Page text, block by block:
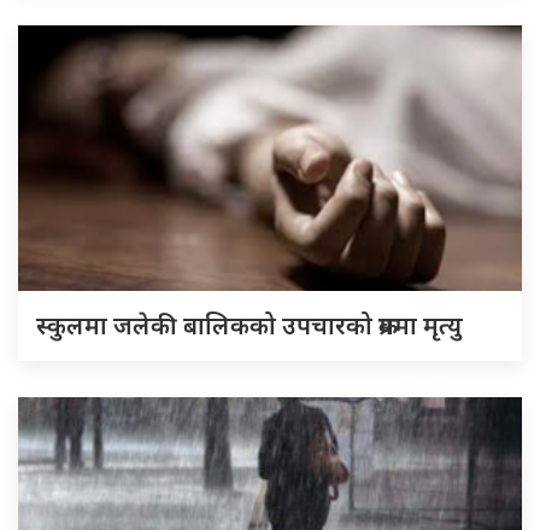
स्कुलमा जलेकी बालिकको उपचारको क्रममा मृत्यु